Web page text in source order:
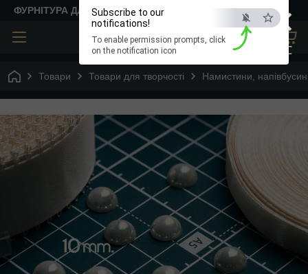
×
ESC
Subscribe to our
notifications!
To enable permission prompts, click
on the notification icon
ФУРНІТУРА ДЛЯ ТВОРЧОСТІ
Товари Товари для творчості Намистини,